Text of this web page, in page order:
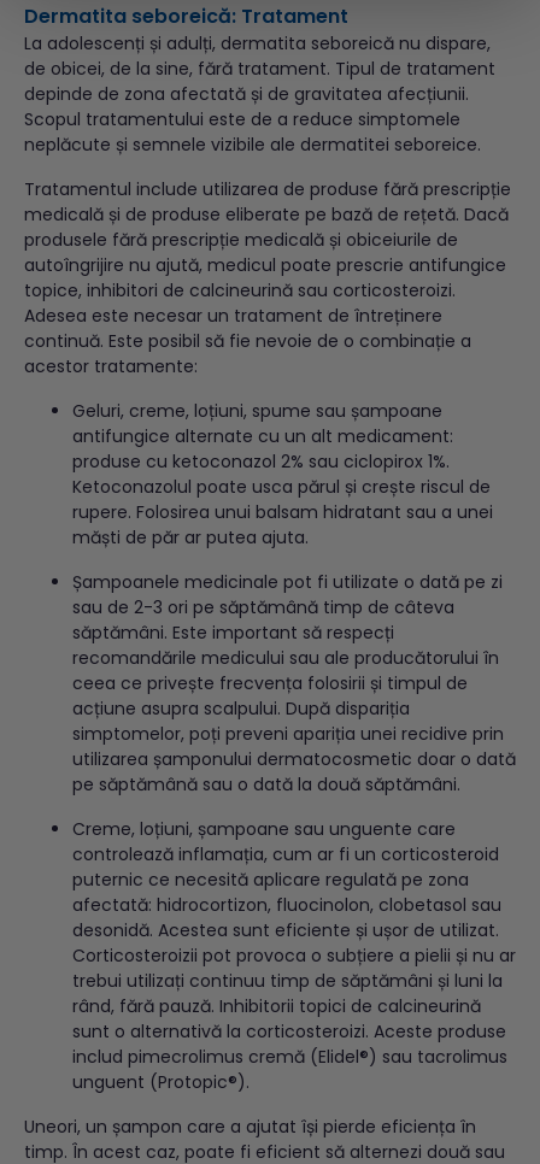
Dermatita seboreică: Tratament
La adolescenți și adulți, dermatita seboreică nu dispare,
de obicei, de la sine, fără tratament. Tipul de tratament
depinde de zona afectată și de gravitatea afecțiunii.
Scopul tratamentului este de a reduce simptomele
neplăcute și semnele vizibile ale dermatitei seboreice.
Tratamentul include utilizarea de produse fără prescripție
medicală și de produse eliberate pe bază de rețetă. Dacă
produsele fără prescripție medicală și obiceiurile de
autoîngrijire nu ajută, medicul poate prescrie antifungice
topice, inhibitori de calcineurină sau corticosteroizi.
Adesea este necesar un tratament de întreținere
continuă. Este posibil să fie nevoie de o combinație a
acestor tratamente:
Geluri, creme, loțiuni, spume sau șampoane
antifungice alternate cu un alt medicament:
produse cu ketoconazol 2% sau ciclopirox 1%.
Ketoconazolul poate usca părul și crește riscul de
rupere. Folosirea unui balsam hidratant sau a unei
măști de păr ar putea ajuta.
Șampoanele medicinale pot fi utilizate o dată pe zi
sau de 2-3 ori pe săptămână timp de câteva
săptămâni. Este important să respecți
recomandările medicului sau ale producătorului în
ceea ce privește frecvența folosirii și timpul de
acțiune asupra scalpului. După dispariția
simptomelor, poți preveni apariția unei recidive prin
utilizarea șamponului dermatocosmetic doar o dată
pe săptămână sau o dată la două săptămâni.
Creme, loțiuni, șampoane sau unguente care
controlează inflamația, cum ar fi un corticosteroid
puternic ce necesită aplicare regulată pe zona
afectată: hidrocortizon, fluocinolon, clobetasol sau
desonidă. Acestea sunt eficiente și ușor de utilizat.
Corticosteroizii pot provoca o subțiere a pielii și nu ar
trebui utilizați continuu timp de săptămâni și luni la
rând, fără pauză. Inhibitorii topici de calcineurină
sunt o alternativă la corticosteroizi. Aceste produse
includ pimecrolimus cremă (Elidel®) sau tacrolimus
unguent (Protopic®).
Uneori, un șampon care a ajutat își pierde eficiența în
timp. În acest caz, poate fi eficient să alternezi două sau